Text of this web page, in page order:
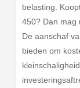
belasting.
450? Dan mag
De aanschaf
bieden om